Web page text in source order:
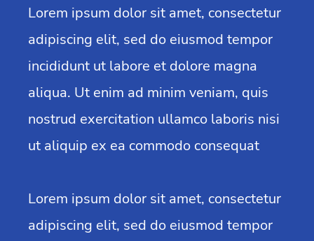
Lorem ipsum dolor sit amet, consectetur
adipiscing elit, sed do eiusmod tempor
incididunt ut labore et dolore magna
aliqua. Ut enim ad minim veniam, quis
nostrud exercitation ullamco laboris nisi
ut aliquip ex ea commodo consequat
Lorem ipsum dolor sit amet, consectetur
adipiscing elit, sed do eiusmod tempor